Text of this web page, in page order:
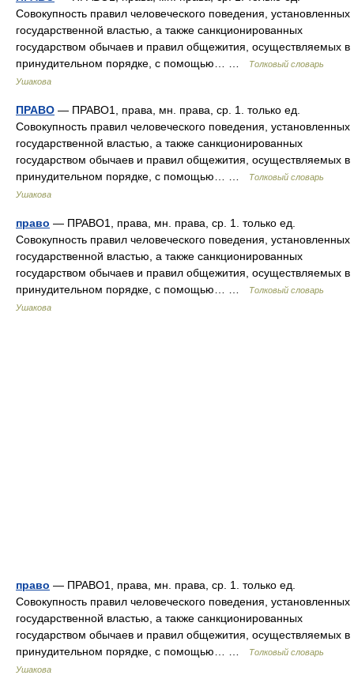
Совокупность правил человеческого поведения, установленных
государственной властью, а также санкционированных
государством обычаев и правил общежития, осуществляемых в
принудительном порядке, с помощью… …
Толковый словарь
Ушакова
ПРАВО — ПРАВО1, права, мн. права, ср. 1. только ед.
Совокупность правил человеческого поведения, установленных
государственной властью, а также санкционированных
государством обычаев и правил общежития, осуществляемых в
принудительном порядке, с помощью… …
Толковый словарь
Ушакова
право — ПРАВО1, права, мн. права, ср. 1. только ед.
Совокупность правил человеческого поведения, установленных
государственной властью, а также санкционированных
государством обычаев и правил общежития, осуществляемых в
принудительном порядке, с помощью… …
Толковый словарь
Ушакова
право — ПРАВО1, права, мн. права, ср. 1. только ед.
Совокупность правил человеческого поведения, установленных
государственной властью, а также санкционированных
государством обычаев и правил общежития, осуществляемых в
принудительном порядке, с помощью… …
Толковый словарь
Ушакова